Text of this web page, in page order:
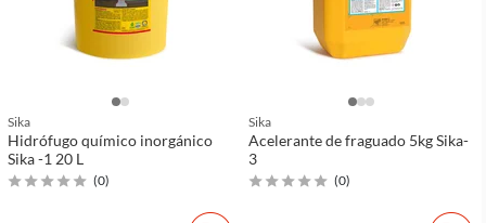
Sika
Hidrófugo químico inorgánico
Sika -1 20 L
(0)
Sika
Acelerante de fraguado 5kg Sika-
3
(0)